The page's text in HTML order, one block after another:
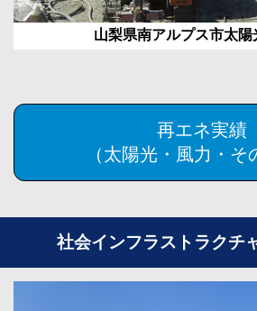
山梨県南アルプス市太陽
再エネ実績
（太陽光・風力・そ
社会インフラストラクチ